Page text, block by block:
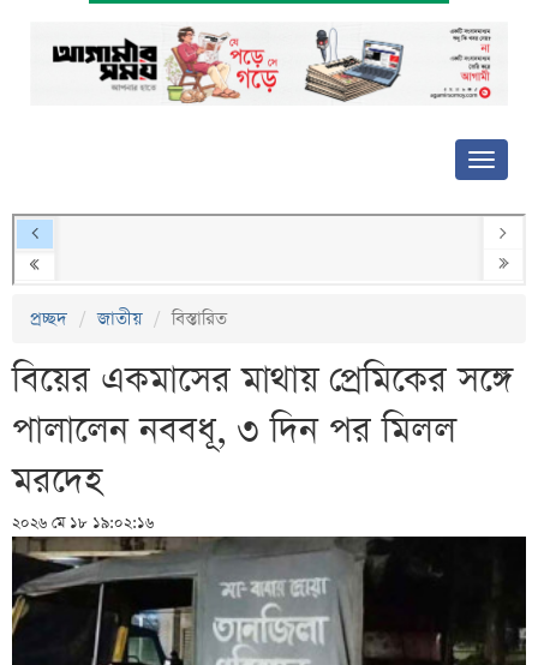
প্রচ্ছদ জাতীয় বিস্তারিত
বিয়ের একমাসের মাথায় প্রেমিকের সঙ্গে
পালালেন নববধূ, ৩ দিন পর মিলল
মরদেহ
২০২৬ মে ১৮ ১৯:০২:১৬